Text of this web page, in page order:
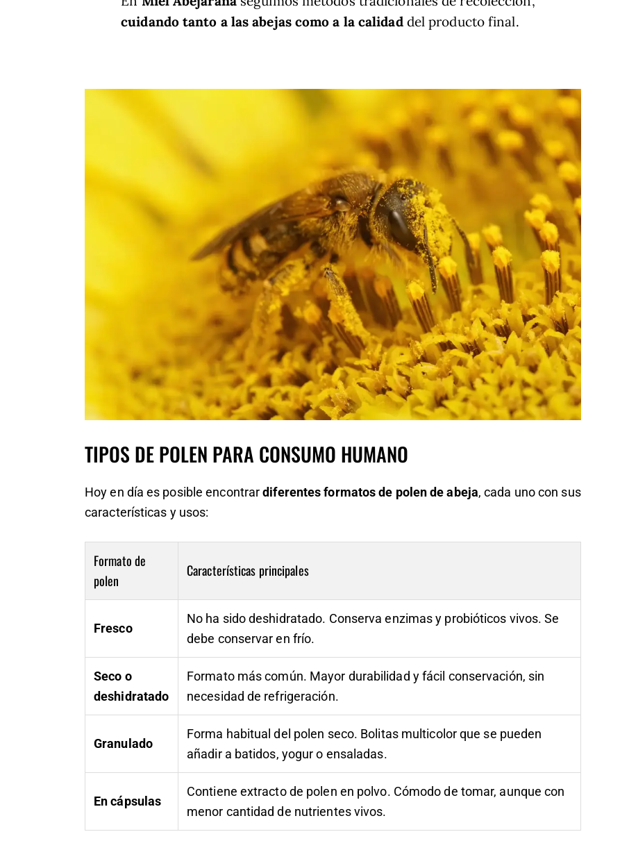
cuidando tanto a las abejas como a la calidaddel producto final.
TIPOS DE POLEN PARA CONSUMO HUMANO
Hoy en día es posible encontrardiferentes formatos de polen de abeja, cada uno con sus
características y usos:
Formato de
polen
Características principales
Fresco
No ha sido deshidratado. Conserva enzimas y probióticos vivos. Se
debe conservar en frío.
Seco o
deshidratado
Formato más común. Mayor durabilidad y fácil conservación, sin
necesidad de refrigeración.
Granulado
Forma habitual del polen seco. Bolitas multicolor que se pueden
añadir a batidos, yogur o ensaladas.
En cápsulas
Contiene extracto de polen en polvo. Cómodo de tomar, aunque con
menor cantidad de nutrientes vivos.